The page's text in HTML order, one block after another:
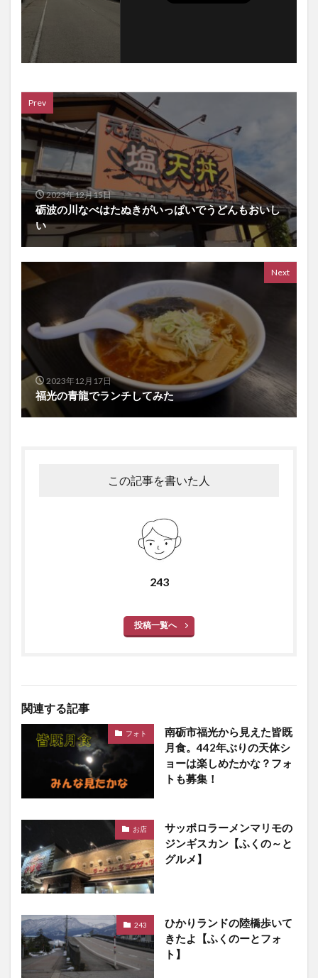
Prev
2023年12月15日
砺波の川なべはたぬきがいっぱいでうどんもおいし
い
Next
2023年12月17日
福光の青龍でランチしてみた
この記事を書いた人
243
投稿一覧へ
関連する記事
フォト
南砺市福光から見えた皆既
月食。442年ぶりの天体シ
ョーは楽しめたかな？フォ
トも募集！
お店
サッポロラーメンマリモの
ジンギスカン【ふくの～と
グルメ】
243
ひかりランドの陸橋歩いて
きたよ【ふくのーとフォ
ト】